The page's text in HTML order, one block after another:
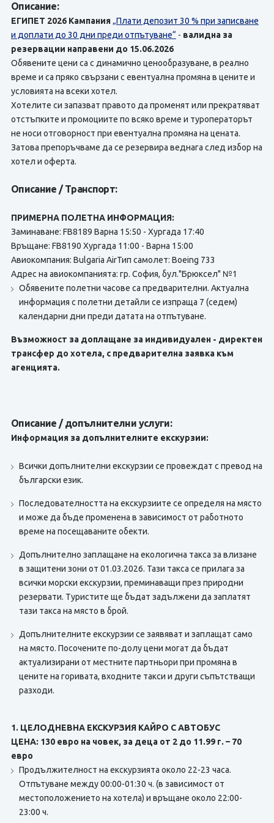
Описание:
ЕГИПЕТ 2026 Кампания „Плати депозит 30 % при записване
и доплати до 30 дни преди отпътуване“ - валидна за
резервации направени до 15.06.2026
Обявените цени са с динамично ценообразуване, в реално
време и са пряко свързани с евентуална промяна в цените и
условията на всеки хотел.
Хотелите си запазват правото да променят или прекратяват
отстъпките и промоциите по всяко време и туроператорът
не носи отговорност при евентуална промяна на цената.
Затова препоръчваме да се резервира веднага след избор на
хотел и оферта.
Описание / Транспорт:
ПРИМЕРНА ПОЛЕТНА ИНФОРМАЦИЯ:
Заминаване: FB8189 Варна 15:50 - Хургада 17:40
Връщане: FB8190 Хургада 11:00 - Варна 15:00
Авиокомпания: Bulgaria AirТип самолет: Boeing 733
Адрес на авиокомпанията: гр. София, бул."Брюксел" №1
Обявените полетни часове са предварителни. Актуална
информация с полетни детайли се изпраща 7 (седем)
календарни дни преди датата на отпътуване.
Възможност за доплащане за индивидуален - директен
трансфер до хотела, с предварителна заявка към
агенцията.
Описание / допълнителни услуги:
Информация за допълнителните екскурзии:
Всички допълнителни екскурзии се провеждат с превод на
български език.
Последователността на екскурзиите се определя на място
и може да бъде променена в зависимост от работното
време на посещаваните обекти.
Допълнително заплащане на екологична такса за влизане
в защитени зони от 01.03.2026. Тази такса се прилага за
всички морски екскурзии, преминаващи през природни
резервати. Туристите ще бъдат задължени да заплатят
тази такса на място в брой.
Допълнителните екскурзии се заявяват и заплащат само
на място. Посочените по-долу цени могат да бъдат
актуализирани от местните партньори при промяна в
цените на горивата, входните такси и други съпътстващи
разходи.
1. ЦЕЛОДНЕВНА ЕКСКУРЗИЯ КАЙРО С АВТОБУС
ЦЕНА: 130 евро на човек, за деца от 2 до 11.99 г. – 70
евро
Продължителност на екскурзията около 22-23 часа.
Отпътуване между 00:00-01:30 ч. (в зависимост от
местоположението на хотела) и връщане около 22:00-
23:00 ч.